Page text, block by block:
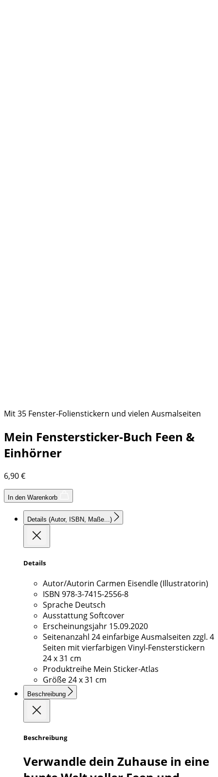
Mit 35 Fenster-Folienstickern und vielen Ausmalseiten
Mein Fenstersticker-Buch Feen &
Einhörner
6,90€
In den Warenkorb
Details (Autor, ISBN, Maße...)
Details
Autor/Autorin Carmen Eisendle (Illustratorin)
ISBN 978-3-7415-2556-8
Sprache Deutsch
AusstattungSoftcover
Erscheinungsjahr 15.09.2020
Seitenanzahl 24 einfarbige Ausmalseiten zzgl. 4
Seiten mit vierfarbigen Vinyl-Fensterstickern
24 x 31 cm
Produktreihe Mein Sticker-Atlas
Größe24 x 31 cm
Beschreibung
Beschreibung
Verwandle dein Zuhause in eine